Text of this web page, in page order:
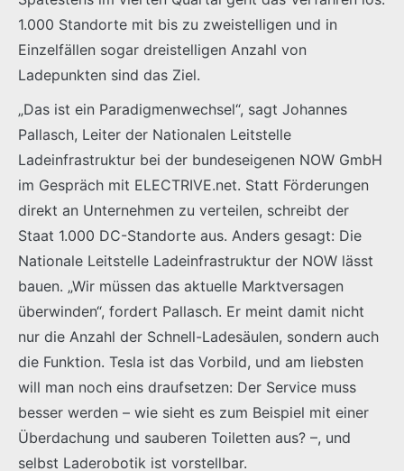
1.000 Standorte mit bis zu zweistelligen und in
Einzelfällen sogar dreistelligen Anzahl von
Ladepunkten sind das Ziel.
„Das ist ein Paradigmenwechsel“, sagt Johannes
Pallasch, Leiter der Nationalen Leitstelle
Ladeinfrastruktur bei der bundeseigenen NOW GmbH
im Gespräch mit ELECTRIVE.net. Statt Förderungen
direkt an Unternehmen zu verteilen, schreibt der
Staat 1.000 DC-Standorte aus. Anders gesagt: Die
Nationale Leitstelle Ladeinfrastruktur der NOW lässt
bauen. „Wir müssen das aktuelle Marktversagen
überwinden“, fordert Pallasch. Er meint damit nicht
nur die Anzahl der Schnell-Ladesäulen, sondern auch
die Funktion. Tesla ist das Vorbild, und am liebsten
will man noch eins draufsetzen: Der Service muss
besser werden – wie sieht es zum Beispiel mit einer
Überdachung und sauberen Toiletten aus? –, und
selbst Laderobotik ist vorstellbar.